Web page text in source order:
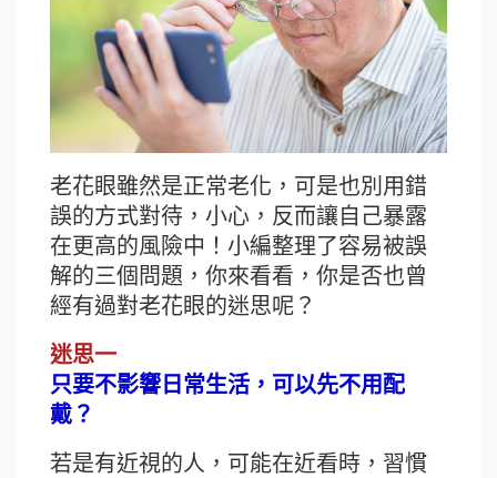
老花眼雖然是正常老化，可是也別用錯
誤的方式對待，小心，反而讓自己暴露
在更高的風險中！小編整理了容易被誤
解的三個問題，你來看看，你是否也曾
經有過對老花眼的迷思呢？
迷思一
只要不影響日常生活，可以先不用配
戴？
若是有近視的人，可能在近看時，習慣